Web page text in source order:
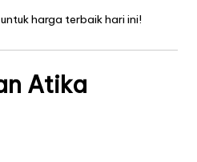
harga terbaik hari ini!
Atika